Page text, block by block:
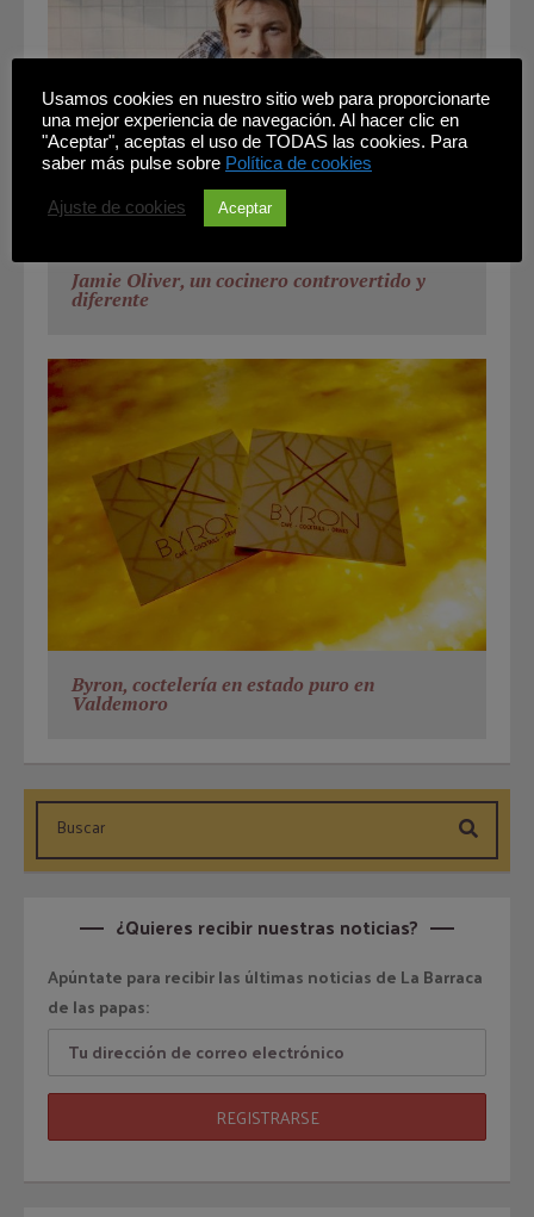
Jamie Oliver, un cocinero controvertido y
diferente
Byron, coctelería en estado puro en
Valdemoro
¿Quieres recibir nuestras noticias?
Apúntate para recibir las últimas noticias de La Barraca
de las papas:
Usamos cookies en nuestro sitio web para proporcionarte
una mejor experiencia de navegación. Al hacer clic en
"Aceptar", aceptas el uso de TODAS las cookies. Para
saber más pulse sobre Política de cookies
Ajuste de cookies Aceptar